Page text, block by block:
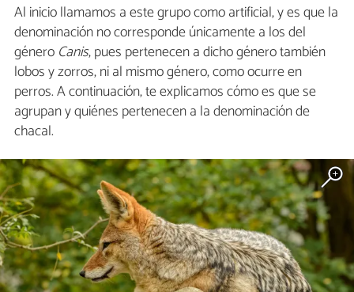
Al inicio llamamos a este grupo como artificial, y es que la
denominación no corresponde únicamente a los del
género Canis, pues pertenecen a dicho género también
lobos y zorros, ni al mismo género, como ocurre en
perros. A continuación, te explicamos cómo es que se
agrupan y quiénes pertenecen a la denominación de
chacal.